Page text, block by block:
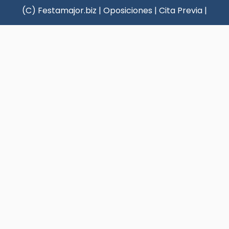
(C) Festamajor.biz | Oposiciones | Cita Previa |